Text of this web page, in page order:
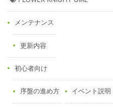
メンテナンス
更新内容
初心者向け
序盤の進め方 イベント説明